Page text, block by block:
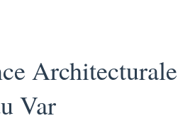
Architecturale
Var